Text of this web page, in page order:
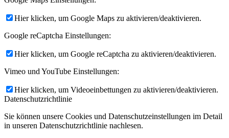
Hier klicken, um Google Maps zu aktivieren/deaktivieren.
Google reCaptcha Einstellungen:
Hier klicken, um Google reCaptcha zu aktivieren/deaktivieren.
Vimeo und YouTube Einstellungen:
Hier klicken, um Videoeinbettungen zu aktivieren/deaktivieren.
Datenschutzrichtlinie
Sie können unsere Cookies und Datenschutzeinstellungen im Detail
in unseren Datenschutzrichtlinie nachlesen.